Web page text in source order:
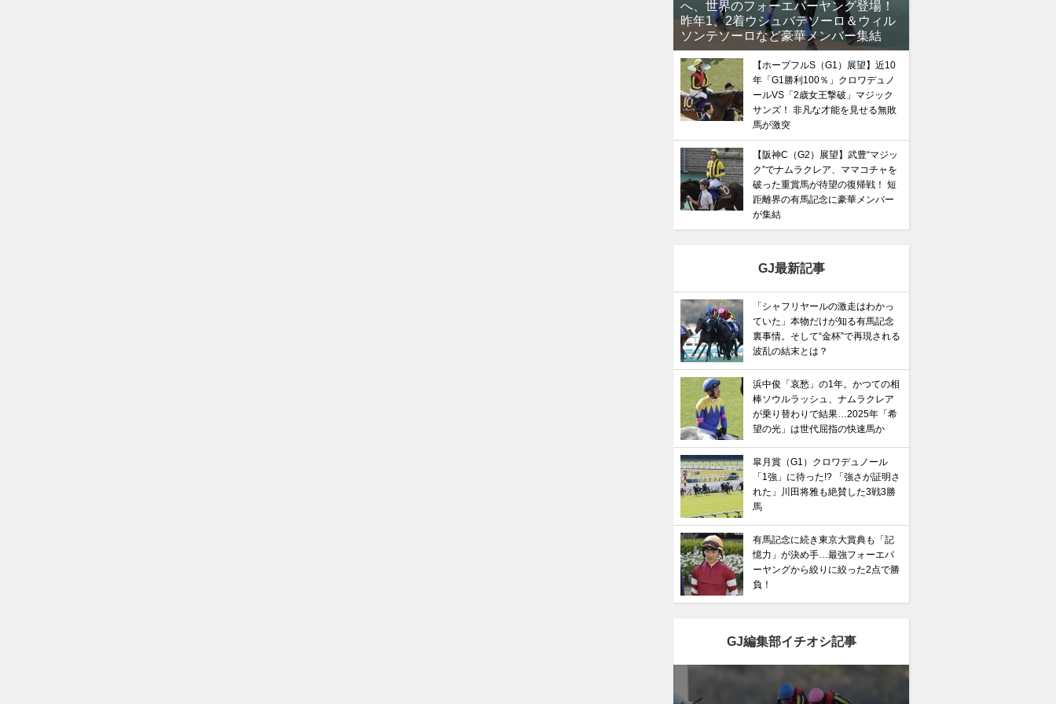
へ、世界のフォーエバーヤング登場！
昨年1、2着ウシュバテソーロ＆ウィル
ソンテソーロなど豪華メンバー集結
【ホープフルS（G1）展望】近10
年「G1勝利100％」クロワデュノ
ールVS「2歳女王撃破」マジック
サンズ！ 非凡な才能を見せる無敗
馬が激突
【阪神C（G2）展望】武豊“マジッ
ク”でナムラクレア、ママコチャを
破った重賞馬が待望の復帰戦！ 短
距離界の有馬記念に豪華メンバー
が集結
GJ最新記事
「シャフリヤールの激走はわかっ
ていた」本物だけが知る有馬記念
裏事情。そして“金杯”で再現される
波乱の結末とは？
浜中俊「哀愁」の1年。かつての相
棒ソウルラッシュ、ナムラクレア
が乗り替わりで結果…2025年「希
望の光」は世代屈指の快速馬か
皐月賞（G1）クロワデュノール
「1強」に待った!? 「強さが証明さ
れた」川田将雅も絶賛した3戦3勝
馬
有馬記念に続き東京大賞典も「記
憶力」が決め手…最強フォーエバ
ーヤングから絞りに絞った2点で勝
負！
GJ編集部イチオシ記事